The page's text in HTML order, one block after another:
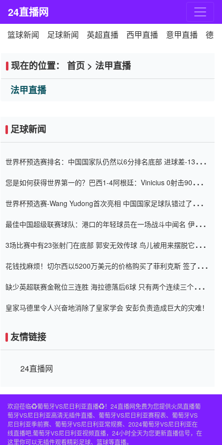
24直播网
篮球新闻 足球新闻 英超直播 西甲直播 意甲直播 德
现在的位置： 首页 > 法甲直播
法甲直播
足球新闻
世界杯预选赛排名：中国国家队仍然以6分排名底部 进球差-13令人
您是如何获得世界第一的？巴西1-4阿根廷：Vinicius 0射击90分钟
世界杯预选赛-Wang Yudong首次亮相 中国国家足球队错过了世界
最佳中国超级联赛球队：港口的年轻球员在一场战斗中闻名 伊万放
3场比赛中有23张射门在底部 郭安无效传球 鸟儿被用来摆脱它
花钱找麻烦！切尔西以5200万美元的价格购买了菲利克斯 签了7年
缺少英超联赛金靴位三连胜 海拉德落后6球 只有两个连续三个连续
皇家马德里令人兴奋地消除了皇家学会 安彭负责造成巨大的灾难！
友情链接
24直播网
欢迎莅临♻️葡萄牙VS尼日利亚直播♻️！24直播网免费为您提供火凤直播葡
萄牙VS尼日利亚高清无插件直播、葡萄牙VS尼日利亚赛程表、葡萄牙VS
尼日利亚季前赛、葡萄牙VS尼日利亚常规赛、2024葡萄牙VS尼日利亚在
线直播吧,葡萄牙VS尼日利亚视频直播，24小时全天为您更新直播信号，在
这里你可以无插件观看精彩足球、篮球等直播。